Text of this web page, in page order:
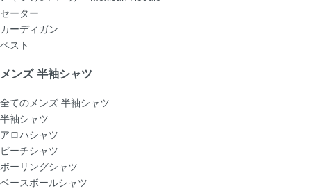
セーター
カーディガン
ベスト
メンズ 半袖シャツ
全てのメンズ 半袖シャツ
半袖シャツ
アロハシャツ
ビーチシャツ
ボーリングシャツ
ベースボールシャツ